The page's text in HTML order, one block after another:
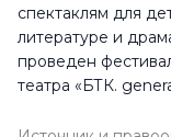
спектаклям для
литературе и
проведен
театра «БТК.